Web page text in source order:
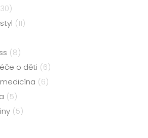
(11)
(8)
o děti (6)
(6)
(5)
(5)